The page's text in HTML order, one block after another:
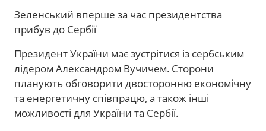
Зеленський вперше за час президентства
прибув до Сербії
Президент України має зустрітися із сербським
лідером Александром Вучичем. Сторони
планують обговорити двосторонню економічну
та енергетичну співпрацю, а також інші
можливості для України та Сербії.